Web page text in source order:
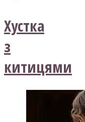
Хустка
з
китицями